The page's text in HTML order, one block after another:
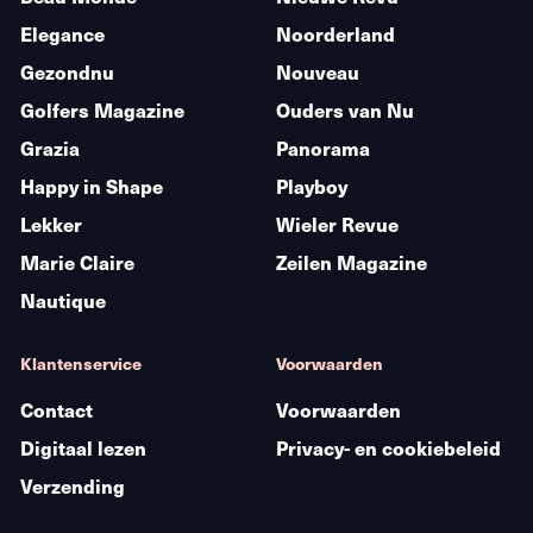
Elegance
Gezondnu
Golfers Magazine
Grazia
Happy in Shape
Lekker
Marie Claire
Nautique
Noorderland
Nouveau
Ouders van Nu
Panorama
Playboy
Wieler Revue
Zeilen Magazine
Klantenservice
Contact
Digitaal lezen
Verzending
Voorwaarden
Voorwaarden
Privacy- en cookiebeleid